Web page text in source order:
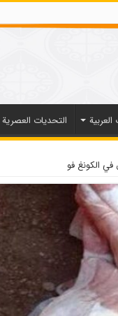
العربیة التحديات العصرية
الكونغ فو